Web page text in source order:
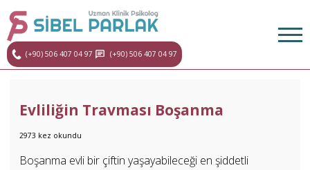
(+90) 506 407 04 97 (+90) 506 407 04 97
Evliliğin Travması Boşanma
2973 kez okundu
Boşanma evli bir çiftin yaşayabileceği en şiddetli